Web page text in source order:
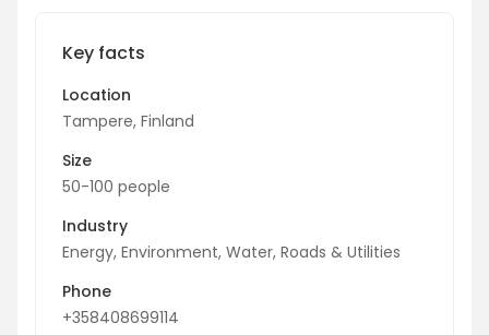
Key facts
Location
Tampere, Finland
Size
50-100 people
Industry
Energy, Environment, Water, Roads & Utilities
Phone
+358408699114